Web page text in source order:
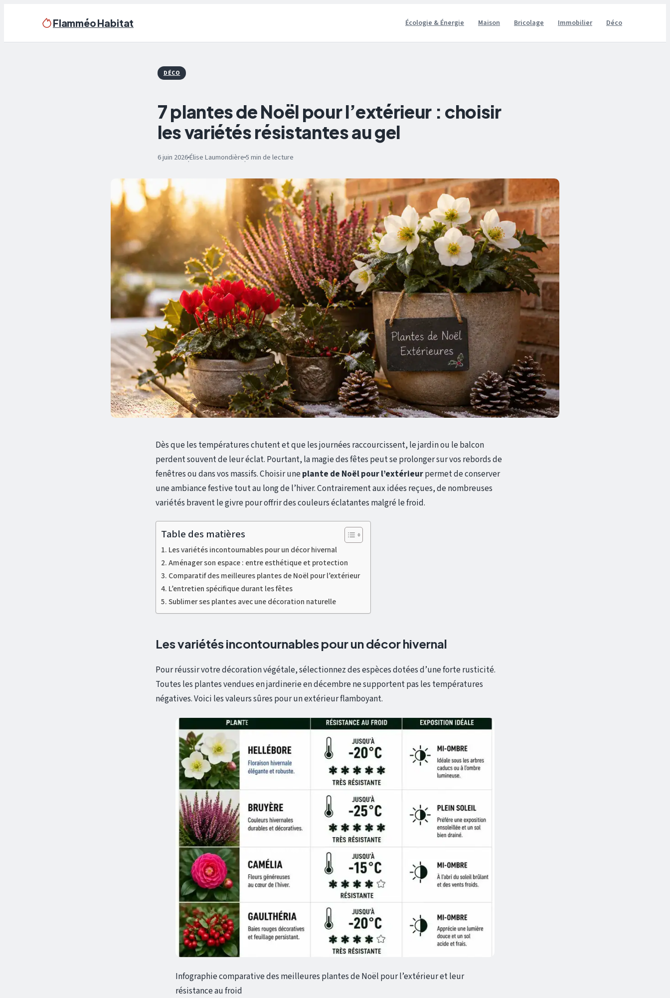
Flamméo Habitat Écologie & Énergie Maison Bricolage Immobilier Déco
DÉCO
7 plantes de Noël pour l’extérieur : choisir
les variétés résistantes au gel
6 juin 2026·Élise Laumondière·5 min de lecture
Dès que les températures chutent et que les journées raccourcissent, le jardin ou le balcon
perdent souvent de leur éclat. Pourtant, la magie des fêtes peut se prolonger sur vos rebords de
fenêtres ou dans vos massifs. Choisir uneplante de Noël pour l’extérieurpermet de conserver
une ambiance festive tout au long de l’hiver. Contrairement aux idées reçues, de nombreuses
variétés bravent le givre pour offrir des couleurs éclatantes malgré le froid.
Table des matières
Les variétés incontournables pour un décor hivernal
Aménager son espace : entre esthétique et protection
Comparatif des meilleures plantes de Noël pour l’extérieur
L’entretien spécifique durant les fêtes
Sublimer ses plantes avec une décoration naturelle
Les variétés incontournables pour un décor hivernal
Pour réussir votre décoration végétale, sélectionnez des espèces dotées d’une forte rusticité.
Toutes les plantes vendues en jardinerie en décembre ne supportent pas les températures
négatives. Voici les valeurs sûres pour un extérieur flamboyant.
Infographie comparative des meilleures plantes de Noël pour l’extérieur et leur
résistance au froid